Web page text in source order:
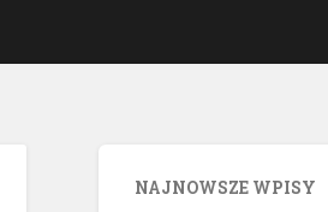
NAJNOWSZE WPISY